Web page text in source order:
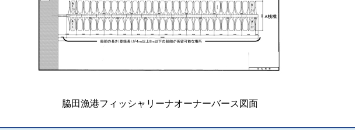
脇田漁港フィッシャリーナオーナーバース図面